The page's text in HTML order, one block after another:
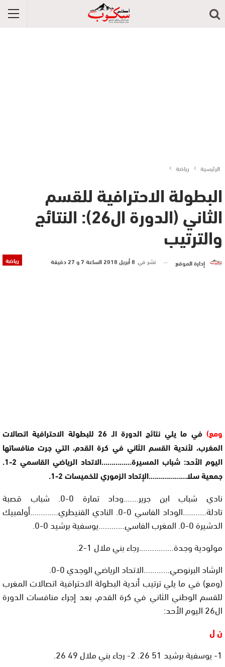
الرئيسية رياضة
البطولة الاحترافية للقسم
الثاني (الدورة ال26): النتائج
والترتيب
رياضة إدارة الموقع نشر في 8 أبريل 2018 الساعة 7 و 27 دقيقة
ومع)
في ما يلي نتائج الدورة الـ 26 للبطولة الاحترافية اتصالات
المغرب، لأندية القسم الثاني في كرة القدم، التي جرت منافساتها
اليوم الأحد: شباب المسيرة……………الاتحاد الرياضي القاسمي 2-1.
جمعية سلا……………….الإتحاد الزموري للخميسات 2-1.
نادي شباب ابن جرير…….وداد تمارة 0-0. شباب قصبة
تادلة………..الوداد الفاسي 0-0. النادي القنيطري………….أولمبيك
الدشيرة 0-0. المغرب الفاسي…………يوسفية برشيد 0-0.
مولودية وجدة…………….رجاء بني ملال 1-2.
الرشاد البرنوصي…………الاتحاد الرياضي الوجدي 0-0.
(ومع) في ما يلي ترتيب أندية البطولة الاحترافية اتصالات المغرب
للقسم الوطني الثاني في كرة القدم، بعد إجراء منافسات الدورة
ال26 اليوم الأحد:
ن ل
1- يوسفية برشيد 51 26. 2- رجاء بني ملال 49 26.